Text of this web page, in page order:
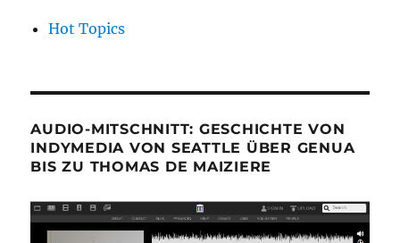
Hot Topics
AUDIO-MITSCHNITT: GESCHICHTE VON
INDYMEDIA VON SEATTLE ÜBER GENUA
BIS ZU THOMAS DE MAIZIERE